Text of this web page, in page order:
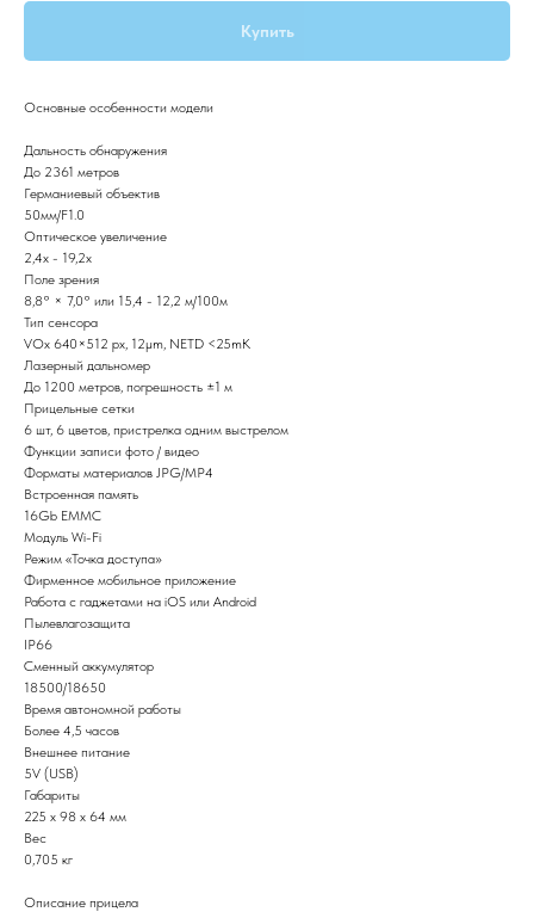
Купить
Основные особенности модели
Дальность обнаружения
До 2361 метров
Германиевый объектив
50мм/F1.0
Оптическое увеличение
2,4х - 19,2х
Поле зрения
8,8° × 7,0° или 15,4 - 12,2 м/100м
Тип сенсора
VOx 640×512 рх, 12μm, NETD <25mK
Лазерный дальномер
До 1200 метров, погрешность ±1 м
Прицельные сетки
6 шт, 6 цветов, пристрелка одним выстрелом
Функции записи фото / видео
Форматы материалов JPG/MP4
Встроенная память
16Gb EMMC
Модуль Wi-Fi
Режим «Точка доступа»
Фирменное мобильное приложение
Работа с гаджетами на iOS или Android
Пылевлагозащита
IP66
Сменный аккумулятор
18500/18650
Время автономной работы
Более 4,5 часов
Внешнее питание
5V (USB)
Габариты
225 x 98 х 64 мм
Вес
0,705 кг
Описание прицела